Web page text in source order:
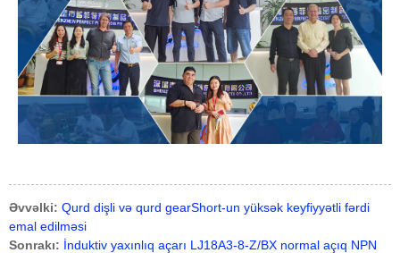
Əvvəlki: Qurd dişli və qurd gearShort-un yüksək keyfiyyətli fərdi
emal edilməsi
Sonrakı: İnduktiv yaxınlıq açarı LJ18A3-8-Z/BX normal açıq NPN